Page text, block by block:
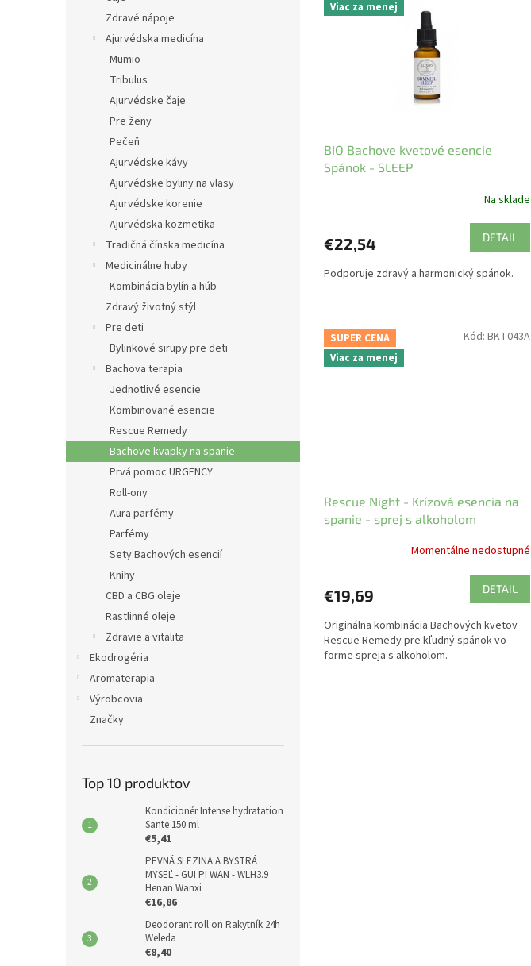
Zdravé nápoje
Ajurvédska medicína
Mumio
Tribulus
Ajurvédske čaje
Pre ženy
Pečeň
Ajurvédske kávy
Ajurvédske byliny na vlasy
Ajurvédske korenie
Ajurvédska kozmetika
Tradičná čínska medicína
Medicinálne huby
Kombinácia bylín a húb
Zdravý životný stýl
Pre deti
Bylinkové sirupy pre deti
Bachova terapia
Jednotlivé esencie
Kombinované esencie
Rescue Remedy
Bachove kvapky na spanie
Prvá pomoc URGENCY
Roll-ony
Aura parfémy
Parfémy
Sety Bachových esencií
Knihy
CBD a CBG oleje
Rastlinné oleje
Zdravie a vitalita
Ekodrogéria
Aromaterapia
Výrobcovia
Značky
Top 10 produktov
Kondicionér Intense hydratation
Sante 150 ml
€5,41
PEVNÁ SLEZINA A BYSTRÁ
MYSEĽ - GUI PI WAN - WLH3.9
Henan Wanxi
€16,86
Deodorant roll on Rakytník 24h
Weleda
€8,40
p Viac za menej
BIO Bachove kvetové esencie
Spánok - SLEEP
Na sklade
€22,54 DETAIL
Podporuje zdravý a harmonický spánok.
SUPER CENA
Viac za menej
Rescue Night - Krízová esencia na
spanie - sprej s alkoholom
Momentálne nedostupné
€19,69 DETAIL
Originálna kombinácia Bachových kvetov
Rescue Remedy pre kľudný spánok vo
forme spreja s alkoholom.
Kód: BKT043A